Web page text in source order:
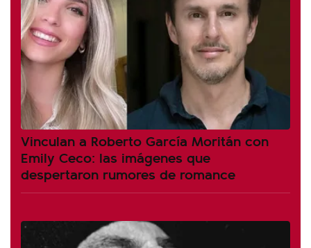
Vinculan a Roberto García Moritán con
Emily Ceco: las imágenes que
despertaron rumores de romance